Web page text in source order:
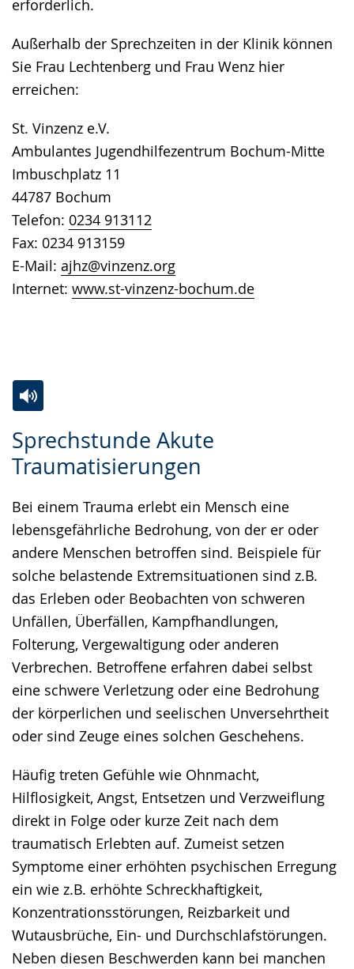
erforderlich.
Außerhalb der Sprechzeiten in der Klinik können
Sie Frau Lechtenberg und Frau Wenz hier
erreichen:
St. Vinzenz e.V.
Ambulantes Jugendhilfezentrum Bochum-Mitte
Imbuschplatz 11
44787 Bochum
Telefon: 0234 913112
Fax: 0234 913159
E-Mail: ajhz@vinzenz.org
Internet: www.st-vinzenz-bochum.de
Sprechstunde Akute
Traumatisierungen
Bei einem Trauma erlebt ein Mensch eine
lebensgefährliche Bedrohung, von der er oder
andere Menschen betroffen sind. Beispiele für
solche belastende Extremsituationen sind z.B.
das Erleben oder Beobachten von schweren
Unfällen, Überfällen, Kampfhandlungen,
Folterung, Vergewaltigung oder anderen
Verbrechen. Betroffene erfahren dabei selbst
eine schwere Verletzung oder eine Bedrohung
der körperlichen und seelischen Unversehrtheit
oder sind Zeuge eines solchen Geschehens.
Häufig treten Gefühle wie Ohnmacht,
Hilflosigkeit, Angst, Entsetzen und Verzweiflung
direkt in Folge oder kurze Zeit nach dem
traumatisch Erlebten auf. Zumeist setzen
Symptome einer erhöhten psychischen Erregung
ein wie z.B. erhöhte Schreckhaftigkeit,
Konzentrationsstörungen, Reizbarkeit und
Wutausbrüche, Ein- und Durchschlafstörungen.
Neben diesen Beschwerden kann bei manchen
Leichten
Sprache
Audio-
Unterstützung.
Video
Gebärdensprache
wird
angezeigt.